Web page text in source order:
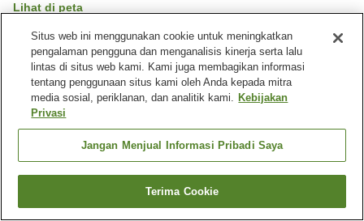
Lihat di peta
Fasilitas properti
Wi-Fi
Ruang makan
Parkir gratis
Air panas (tersedia 24 jam)
Beranda
ARS Hotel Nikko/Imaichi
Cari kamar
Situs web ini menggunakan cookie untuk meningkatkan
pengalaman pengguna dan menganalisis kinerja serta lalu
lintas di situs web kami. Kami juga membagikan informasi
tentang penggunaan situs kami oleh Anda kepada mitra
media sosial, periklanan, dan analitik kami. Kebijakan
Privasi
Jangan Menjual Informasi Pribadi Saya
Terima Cookie